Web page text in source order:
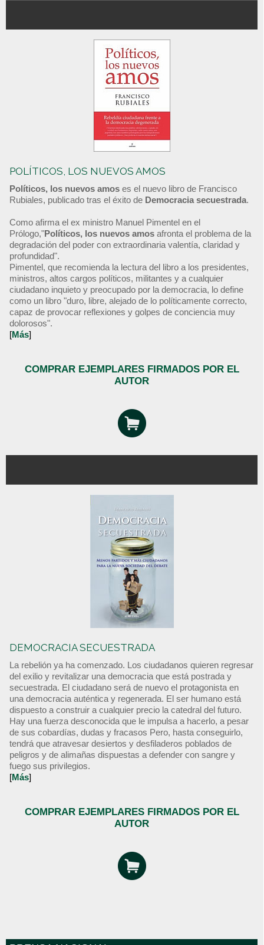
POLÍTICOS, LOS NUEVOS AMOS
Políticos, los nuevos amos es el nuevo libro de Francisco
Rubiales, publicado tras el éxito de Democracia secuestrada.
Como afirma el ex ministro Manuel Pimentel en el
Prólogo,"Políticos, los nuevos amos afronta el problema de la
degradación del poder con extraordinaria valentía, claridad y
profundidad".
Pimentel, que recomienda la lectura del libro a los presidentes,
ministros, altos cargos políticos, militantes y a cualquier
ciudadano inquieto y preocupado por la democracia, lo define
como un libro "duro, libre, alejado de lo políticamente correcto,
capaz de provocar reflexiones y golpes de conciencia muy
dolorosos".
[Más]
COMPRAR EJEMPLARES FIRMADOS POR EL
AUTOR
DEMOCRACIA SECUESTRADA
La rebelión ya ha comenzado. Los ciudadanos quieren regresar
del exilio y revitalizar una democracia que está postrada y
secuestrada. El ciudadano será de nuevo el protagonista en
una democracia auténtica y regenerada. El ser humano está
dispuesto a construir a cualquier precio la catedral del futuro.
Hay una fuerza desconocida que le impulsa a hacerlo, a pesar
de sus cobardías, dudas y fracasos Pero, hasta conseguirlo,
tendrá que atravesar desiertos y desfiladeros poblados de
peligros y de alimañas dispuestas a defender con sangre y
fuego sus privilegios.
[Más]
COMPRAR EJEMPLARES FIRMADOS POR EL
AUTOR